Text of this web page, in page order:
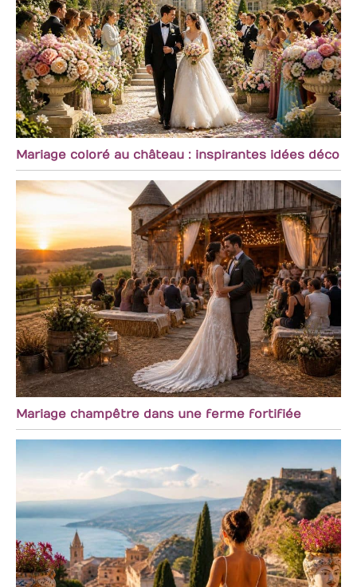
Mariage coloré au château : inspirantes idées déco
Mariage champêtre dans une ferme fortifiée